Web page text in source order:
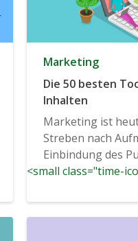
Marketing
Die 50 besten
Inhalten
Marketing ist
Streben nach
Einbindung des
Bestandteil...
<small class="time-